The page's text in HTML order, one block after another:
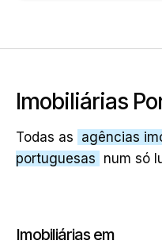
Imobiliárias
Todas as agências
portuguesas num só
Imobiliárias em